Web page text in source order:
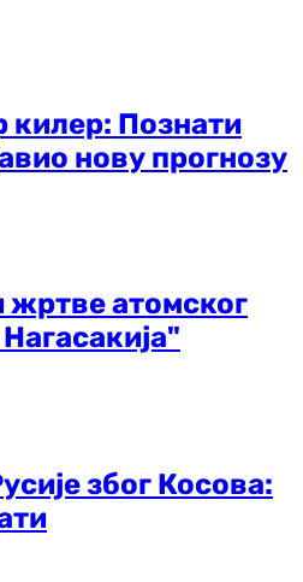
килер: Познати
нову прогнозу
жртве атомског
због Косова: